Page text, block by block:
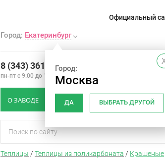
Официальный
Город: Екатеринбург
Город:
Москва
ДА ВЫБРАТЬ ДРУГОЙ
8 (343) 361-93-53
пн-пт с 9:00 до 18:00
О ЗАВОДЕ КАК ВЫБРАТЬ ТЕПЛИЦУ ОТЗЫВЫ
Теплицы / Теплицы из поликарбоната / Крашеные